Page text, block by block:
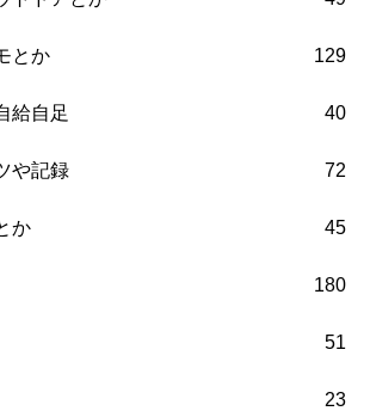
とか 129
給自足 40
や記録 72
か 45
180
51
23